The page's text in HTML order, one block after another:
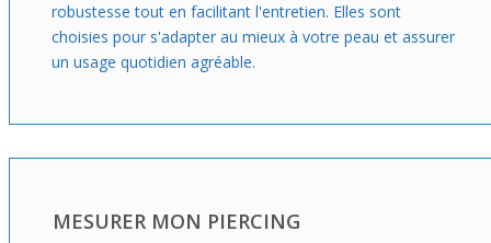
robustesse tout en facilitant l'entretien. Elles sont
choisies pour s'adapter au mieux à votre peau et assurer
un usage quotidien agréable.
MESURER MON PIERCING